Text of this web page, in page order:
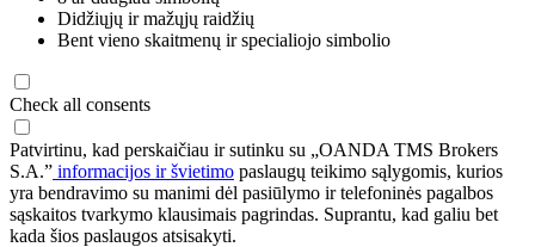
Didžiųjų ir mažųjų raidžių
Bent vieno skaitmenų ir specialiojo simbolio
Check all consents
Patvirtinu, kad perskaičiau ir sutinku su „OANDA TMS Brokers
S.A.” informacijos ir švietimo paslaugų teikimo sąlygomis, kurios
yra bendravimo su manimi dėl pasiūlymo ir telefoninės pagalbos
sąskaitos tvarkymo klausimais pagrindas. Suprantu, kad galiu bet
kada šios paslaugos atsisakyti.